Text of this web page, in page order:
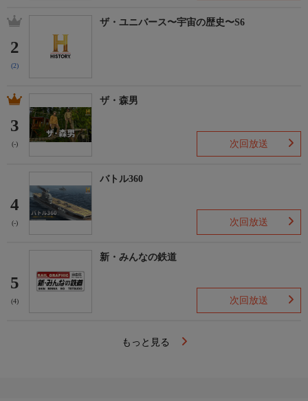
2
(2)
ザ・ユニバース〜宇宙の歴史〜S6
3
(-)
ザ・森男
次回放送
4
(-)
バトル360
次回放送
5
(4)
新・みんなの鉄道
次回放送
もっと見る